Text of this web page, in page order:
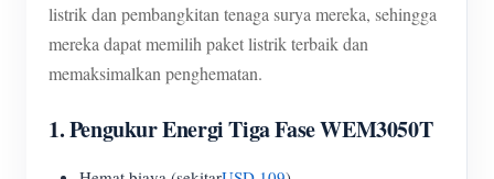
listrik dan pembangkitan tenaga surya mereka, sehingga
mereka dapat memilih paket listrik terbaik dan
memaksimalkan penghematan.
1.Pengukur Energi Tiga Fase WEM3050T